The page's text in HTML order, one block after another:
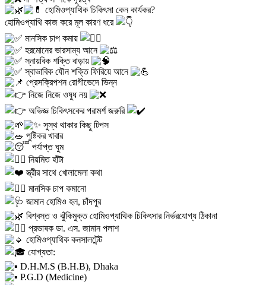
হোমিওপ্যাথিক চিকিৎসা কেন কার্যকর?
হোমিওপ্যাথি কাজ করে মূল কারণ ধরে
মানসিক চাপ কমায়
হরমোনের ভারসাম্য আনে
স্নায়বিক শক্তি বাড়ায়
স্বাভাবিক যৌন শক্তি ফিরিয়ে আনে
প্রেসক্রিপশন রোগীভেদে ভিন্ন
নিজে নিজে ওষুধ নয়
অভিজ্ঞ চিকিৎসকের পরামর্শ জরুরি
সুস্থ থাকার কিছু টিপস
পুষ্টিকর খাবার
পর্যাপ্ত ঘুম
নিয়মিত হাঁটা
স্ত্রীর সাথে খোলামেলা কথা
মানসিক চাপ কমানো
জামান হোমিও হল, চাঁদপুর
বিশ্বস্ত ও ঝুঁকিমুক্ত হোমিওপ্যাথিক চিকিৎসার নির্ভরযোগ্য ঠিকানা
প্রভাষক ডা. এস. জামান পলাশ
হোমিওপ্যাথিক কনসালটেন্ট
যোগ্যতা:
D.H.M.S (B.H.B), Dhaka
P.G.D (Medicine)